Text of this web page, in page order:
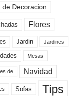
de Decoracion
Flores
Jardin Jardines
Mesas
de Navidad
Sofas Tips